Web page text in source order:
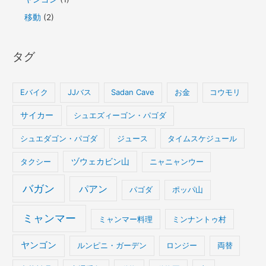
移動 (2)
タグ
Eバイク JJバス Sadan Cave お金 コウモリ
サイカー シュエズィーゴン・パゴダ
シュエダゴン・パゴダ ジュース タイムスケジュール
タクシー ヅウェカビン山 ニャニャンウー
バガン パアン パゴダ ポッパ山
ミャンマー ミャンマー料理 ミンナントゥ村
ヤンゴン ルンピニ・ガーデン ロンジー 両替